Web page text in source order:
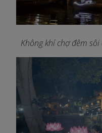
Không khí chợ đêm